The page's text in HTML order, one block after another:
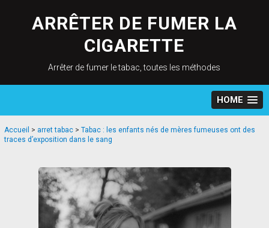
content
ARRÊTER DE FUMER LA
CIGARETTE
Arrêter de fumer le tabac, toutes les méthodes
HOME
Accueil > arret tabac > Tabac : les enfants nés de mères fumeuses ont des
traces d’exposition dans le sang